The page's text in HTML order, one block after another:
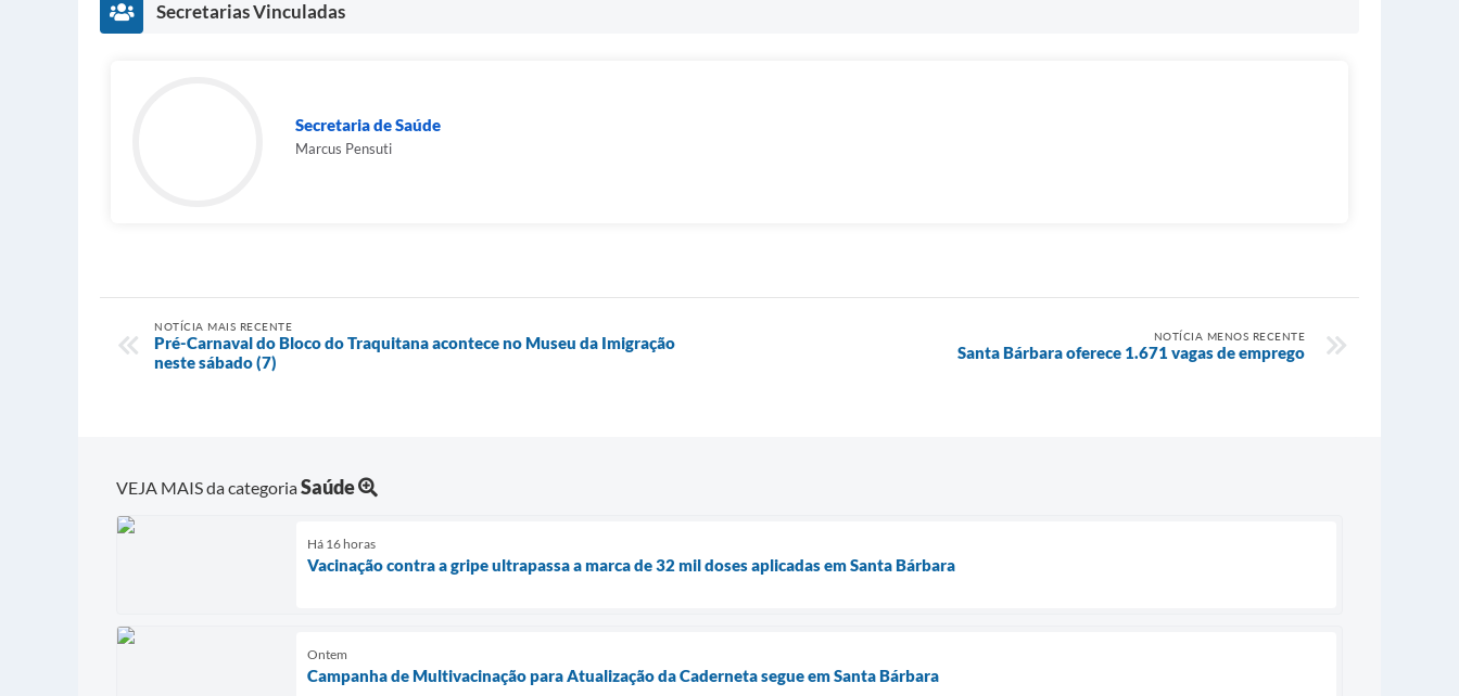
Secretarias Vinculadas
Secretaria de Saúde
Marcus Pensuti
NOTÍCIA MAIS RECENTE
Pré-Carnaval do Bloco do Traquitana acontece no Museu da Imigração
neste sábado (7)
NOTÍCIA MENOS RECENTE
Santa Bárbara oferece 1.671 vagas de emprego
VEJA MAIS da categoriaSaúde
Há 16 horas
Vacinação contra a gripe ultrapassa a marca de 32 mil doses aplicadas em Santa Bárbara
Ontem
Campanha de Multivacinação para Atualização da Caderneta segue em Santa Bárbara